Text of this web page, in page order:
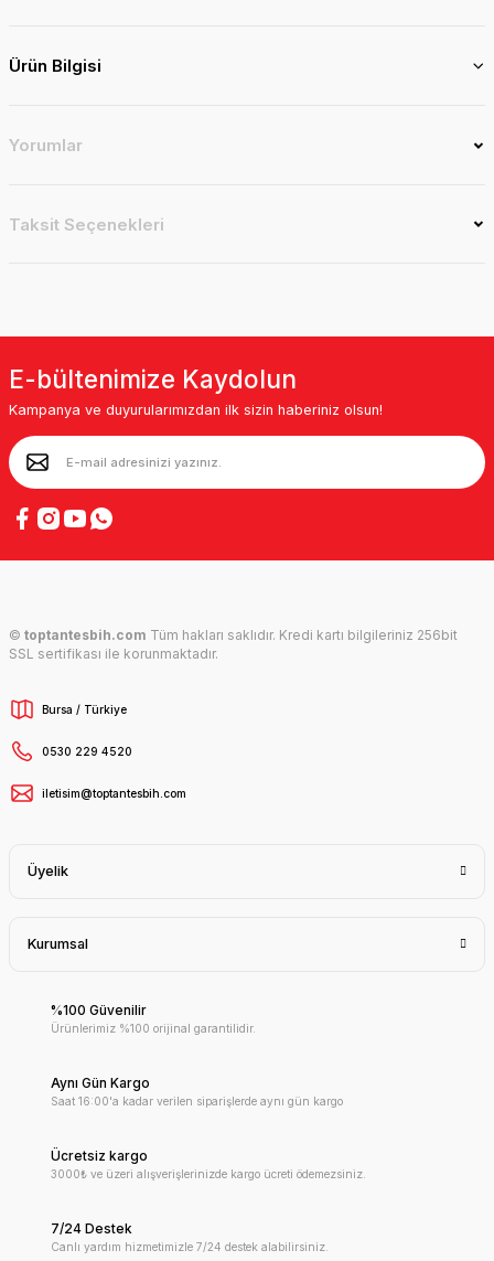
Ürün Bilgisi
Yorumlar
Taksit Seçenekleri
E-bültenimize Kaydolun
Kampanya ve duyurularımızdan ilk sizin haberiniz olsun!
© toptantesbih.com Tüm hakları saklıdır. Kredi kartı bilgileriniz 256bit
SSL sertifikası ile korunmaktadır.
Bursa / Türkiye
0530 229 4520
iletisim@toptantesbih.com
Üyelik
Kurumsal
%100 Güvenilir
Ürünlerimiz %100 orijinal garantilidir.
Aynı Gün Kargo
Saat 16:00'a kadar verilen siparişlerde aynı gün kargo
Ücretsiz kargo
3000₺ ve üzeri alışverişlerinizde kargo ücreti ödemezsiniz.
7/24 Destek
Canlı yardım hizmetimizle 7/24 destek alabilirsiniz.